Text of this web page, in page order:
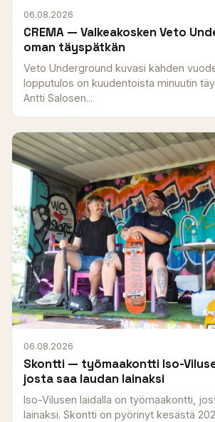
06.08.2026
CREMA — Valkeakosken Veto
oman täyspätkän
Veto Underground kuvasi kahden
lopputulos on kuudentoista minuutin
Antti Salosen...
06.08.2026
Skontti — työmaakontti Iso-
josta saa laudan lainaksi
Iso-Vilusen laidalla on työmaakontti,
lainaksi. Skontti on pyörinyt kesästä